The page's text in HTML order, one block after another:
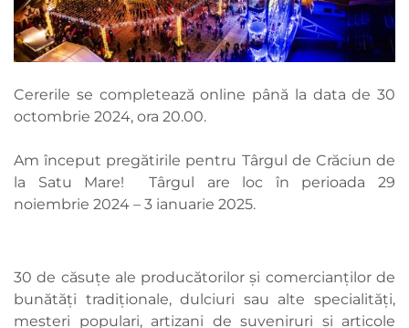
Cererile se completează online până la data de 30
octombrie 2024, ora 20.00.
Am început pregătirile pentru Târgul de Crăciun de
la Satu Mare! Târgul are loc în perioada 29
noiembrie 2024 – 3 ianuarie 2025.
30 de căsuțe ale producătorilor și comercianților de
bunătăți tradiționale, dulciuri sau alte specialități,
meșteri populari, artizani de suveniruri și articole